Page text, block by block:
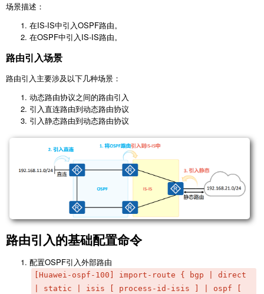
场景描述：
在IS-IS中引入OSPF路由。
在OSPF中引入IS-IS路由。
路由引入场景
路由引入主要涉及以下几种场景：
动态路由协议之间的路由引入
引入直连路由到动态路由协议
引入静态路由到动态路由协议
路由引入的基础配置命令
配置OSPF引入外部路由
[Huawei-ospf-100] import-route { bgp | direct
| static | isis [ process-id-isis ] | ospf [